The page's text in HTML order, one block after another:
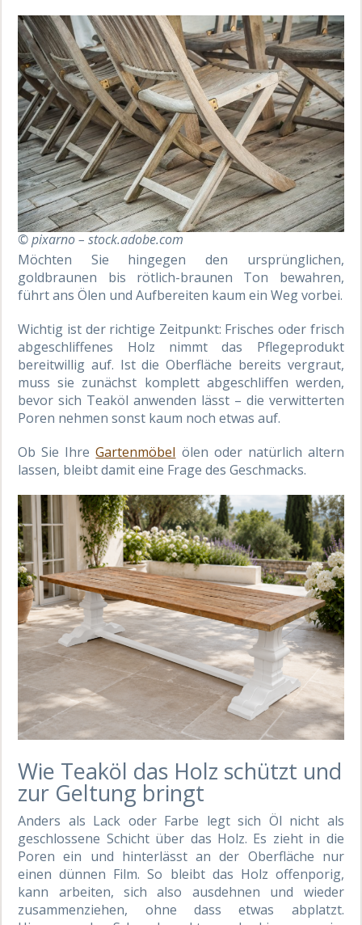
© pixarno – stock.adobe.com
Möchten Sie hingegen den ursprünglichen,
goldbraunen bis rötlich-braunen Ton bewahren,
führt ans Ölen und Aufbereiten kaum ein Weg vorbei.
Wichtig ist der richtige Zeitpunkt: Frisches oder frisch
abgeschliffenes Holz nimmt das Pflegeprodukt
bereitwillig auf. Ist die Oberfläche bereits vergraut,
muss sie zunächst komplett abgeschliffen werden,
bevor sich Teaköl anwenden lässt – die verwitterten
Poren nehmen sonst kaum noch etwas auf.
Ob Sie IhreGartenmöbel ölen oder natürlich altern
lassen, bleibt damit eine Frage des Geschmacks.
Wie Teaköl das Holz schützt und
zur Geltung bringt
Anders als Lack oder Farbe legt sich Öl nicht als
geschlossene Schicht über das Holz. Es zieht in die
Poren ein und hinterlässt an der Oberfläche nur
einen dünnen Film. So bleibt das Holz offenporig,
kann arbeiten, sich also ausdehnen und wieder
zusammenziehen, ohne dass etwas abplatzt.